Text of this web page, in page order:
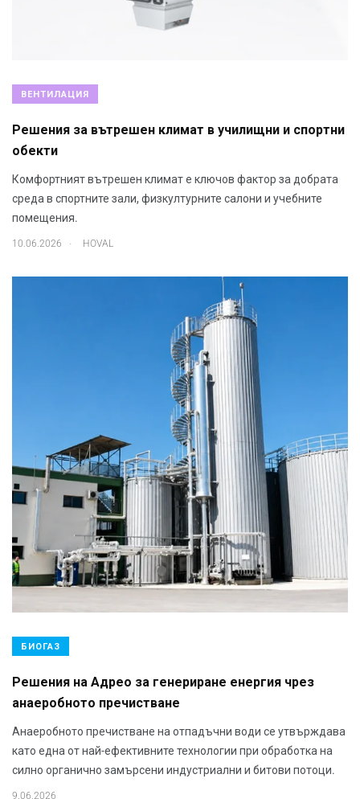
ВЕНТИЛАЦИЯ
Решения за вътрешен климат в училищни и спортни
обекти
Комфортният вътрешен климат е ключов фактор за добрата
среда в спортните зали, физкултурните салони и учебните
помещения.
10.06.2026 . HOVAL
БИОГАЗ
Решения на Адрео за генериране енергия чрез
анаеробното пречистване
Анаеробното пречистване на отпадъчни води се утвърждава
като една от най-ефективните технологии при обработка на
силно органично замърсени индустриални и битови потоци.
9.06.2026